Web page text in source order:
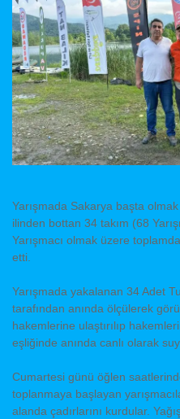
Yarışmada Sakarya başta
ilinden bottan 34 takım (68
Yarışmacı olmak üzere
etti.
Yarışmada yakalanan 34 Adet
tarafından anında ölçülerek
hakemlerine ulaştırılıp
eşliğinde anında canlı olarak
Cumartesi günü öğlen
toplanmaya başlayan
alanda çadırlarını kurdular.